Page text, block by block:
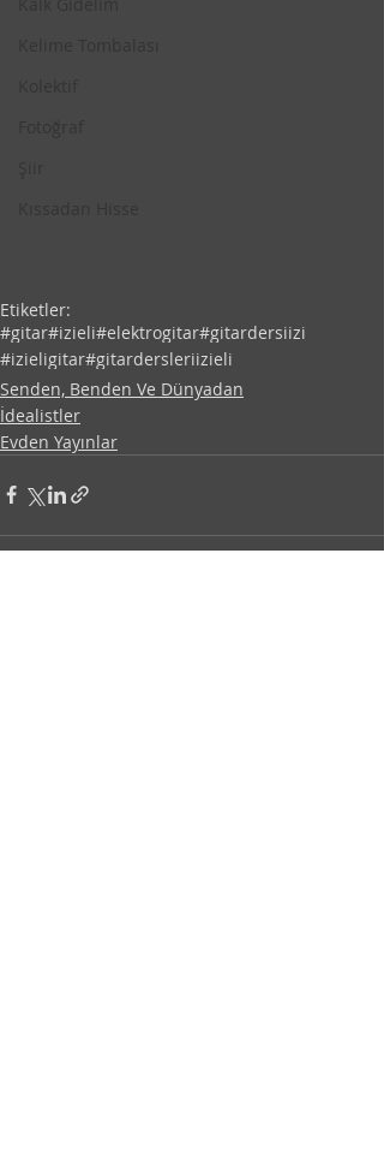
Etiketler:
#gitar#izieli#elektrogitar#gitardersiizi
#izieligitar#gitardersleriizieli
Senden, Benden Ve Dünyadan
İdealistler
Evden Yayınlar